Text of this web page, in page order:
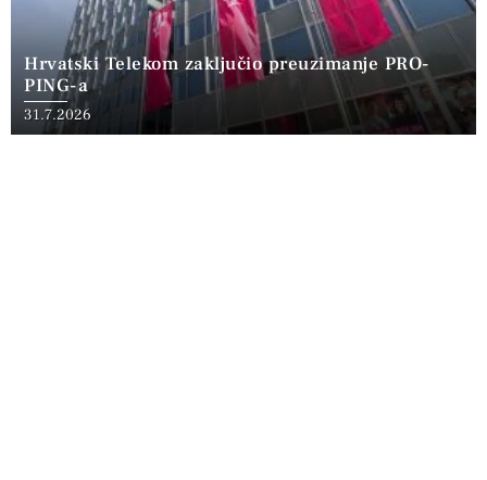
Hrvatski Telekom zaključio preuzimanje PRO-
PING-a
31.7.2026